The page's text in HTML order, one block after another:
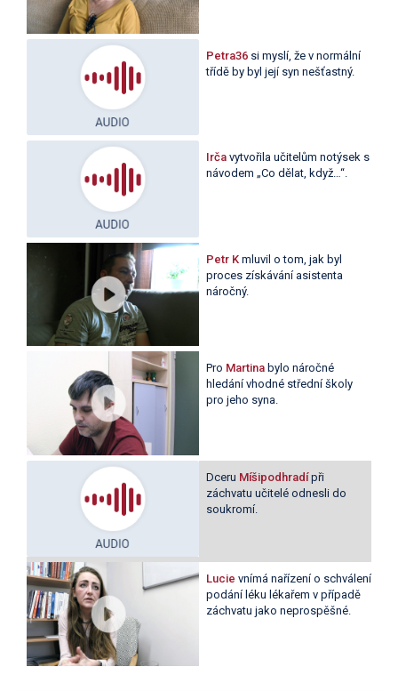
Petra36si myslí, že v normální
třídě by byl její syn nešťastný.
Irča vytvořila učitelům notýsek s
návodem „Co dělat, když…“.
Petr K mluvil o tom, jak byl
proces získávání asistenta
náročný.
Pro Martina bylo náročné
hledání vhodné střední školy
pro jeho syna.
Dceru Míšipodhradípři
záchvatu učitelé odnesli do
soukromí.
Lucie vnímá nařízení o schválení
podání léku lékařem v případě
záchvatu jako neprospěšné.